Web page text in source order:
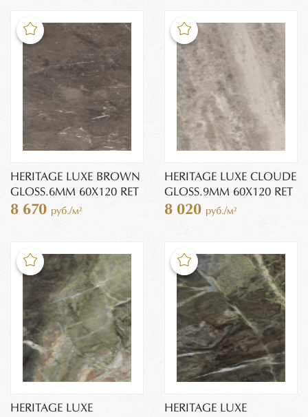
HERITAGE LUXE BROWN
GLOSS.6MM 60X120 RET
8 670 руб./м²
HERITAGE LUXE CLOUDE
GLOSS.9MM 60X120 RET
8 020 руб./м²
HERITAGE LUXE
HERITAGE LUXE